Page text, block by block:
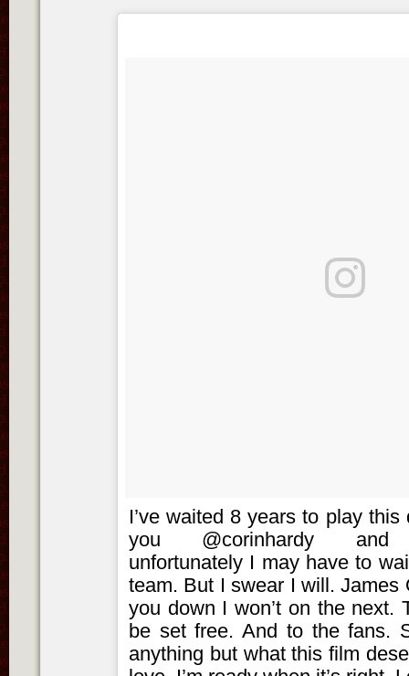
I’ve waited 8 years to play
you @corinhardy and
unfortunately I may have to
team. But I swear I will. James
you down I won’t on the next.
be set free. And to the fans.
anything but what this film